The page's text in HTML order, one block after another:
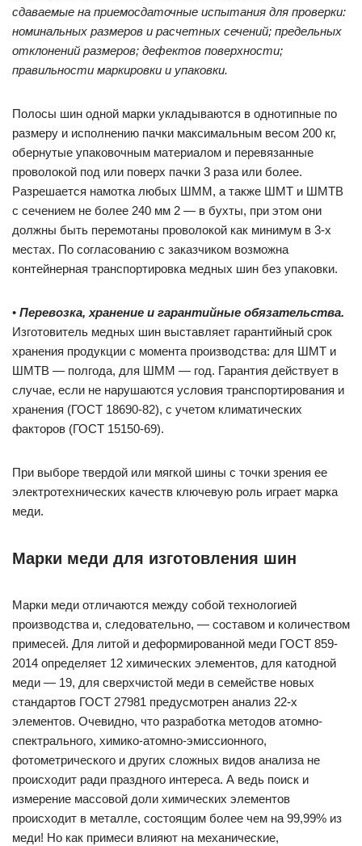
сдаваемые на приемосдаточные испытания для проверки:
номинальных размеров и расчетных сечений; предельных
отклонений размеров; дефектов поверхности;
правильности маркировки и упаковки.
Полосы шин одной марки укладываются в однотипные по
размеру и исполнению пачки максимальным весом 200 кг,
обернутые упаковочным материалом и перевязанные
проволокой под или поверх пачки 3 раза или более.
Разрешается намотка любых ШММ, а также ШМТ и ШМТВ
с сечением не более 240 мм 2 — в бухты, при этом они
должны быть перемотаны проволокой как минимум в 3-х
местах. По согласованию с заказчиком возможна
контейнерная транспортировка медных шин без упаковки.
• Перевозка, хранение и гарантийные обязательства.
Изготовитель медных шин выставляет гарантийный срок
хранения продукции с момента производства: для ШМТ и
ШМТВ — полгода, для ШММ — год. Гарантия действует в
случае, если не нарушаются условия транспортирования и
хранения (ГОСТ 18690-82), с учетом климатических
факторов (ГОСТ 15150-69).
При выборе твердой или мягкой шины с точки зрения ее
электротехнических качеств ключевую роль играет марка
меди.
Марки меди для изготовления шин
Марки меди отличаются между собой технологией
производства и, следовательно, — составом и количеством
примесей. Для литой и деформированной меди ГОСТ 859-
2014 определяет 12 химических элементов, для катодной
меди — 19, для сверхчистой меди в семействе новых
стандартов ГОСТ 27981 предусмотрен анализ 22-х
элементов. Очевидно, что разработка методов атомно-
спектрального, химико-атомно-эмиссионного,
фотометрического и других сложных видов анализа не
происходит ради праздного интереса. А ведь поиск и
измерение массовой доли химических элементов
происходит в металле, состоящим более чем на 99,99% из
меди! Но как примеси влияют на механические,